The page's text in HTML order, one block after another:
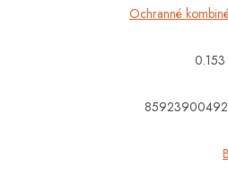
Ochranné